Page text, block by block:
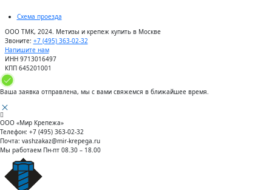
Схема проезда
ООО ТМК, 2024. Метизы и крепеж купить в Москве
Звоните: +7 (495) 363-02-32
Напишите нам
ИНН 9713016497
КПП 645201001
Ваша заявка отправлена, мы с вами свяжемся в ближайшее время.
ООО «Мир Крепежа»
Телефон: +7 (495) 363-02-32
Почта: vashzakaz@mir-krepega.ru
Мы работаем Пн-пт 08.30 – 18.00